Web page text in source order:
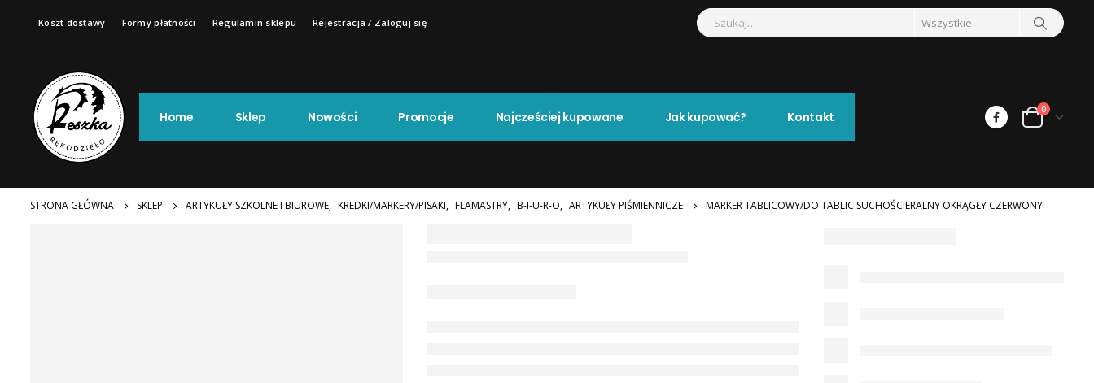
Koszt dostawy Formy płatności Regulamin sklepu Rejestracja / Zaloguj się
Home Sklep Nowości Promocje Najcześciej kupowane Jak kupować? Kontakt 0
STRONA GŁÓWNA SKLEP ARTYKUŁY SZKOLNE I BIUROWE, KREDKI/MARKERY/PISAKI, FLAMASTRY, B-I-U-R-O, ARTYKUŁY PIŚMIENNICZE MARKER TABLICOWY/DO TABLIC SUCHOŚCIERALNY OKRĄGŁY CZERWONY